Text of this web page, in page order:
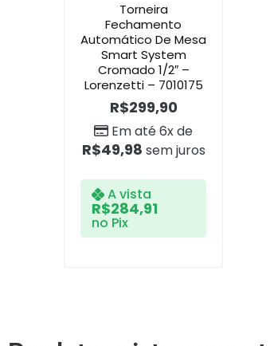
Torneira
Fechamento
Automático De Mesa
Smart System
Cromado 1/2″ –
Lorenzetti – 7010175
R$299,90
Em até 6x de
R$49,98 sem juros
A vista
R$284,91
no Pix